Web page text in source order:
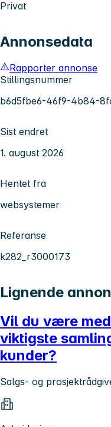
Privat
Annonsedata
Rapporter annonse
Stillingsnummer
b6d5fbe6-46f9-4b84-
Sist endret
1. august 2026
Hentet fra
websystemer
Referanse
k282_r3000173
Lignende
Vil du være
viktigste
kunder?
Salgs- og